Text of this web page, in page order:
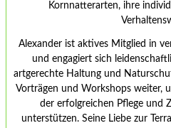
Kornnatterarten, ihre
Alexander ist aktives Mitglied in
und engagiert sich
artgerechte Haltung und
Vorträgen und Workshops weiter,
der erfolgreichen Pflege und
unterstützen. Seine Liebe zur